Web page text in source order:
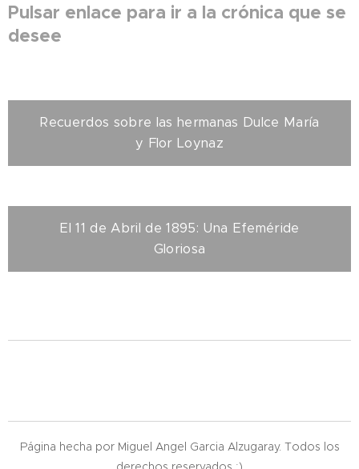
Pulsar enlace para ir a la crónica que se
desee
Recuerdos sobre las hermanas Dulce María
y Flor Loynaz
El 11 de Abril de 1895: Una Efeméride
Gloriosa
Página hecha por Miguel Angel Garcia Alzugaray. Todos los